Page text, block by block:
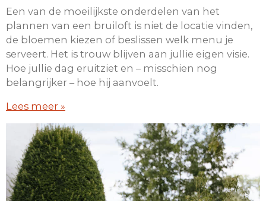
Een van de moeilijkste onderdelen van het
plannen van een bruiloft is niet de locatie vinden,
de bloemen kiezen of beslissen welk menu je
serveert. Het is trouw blijven aan jullie eigen visie.
Hoe jullie dag eruitziet en – misschien nog
belangrijker – hoe hij aanvoelt.
Lees meer »